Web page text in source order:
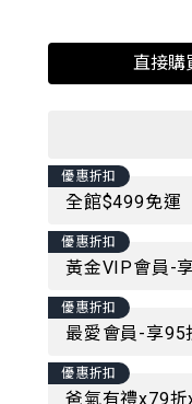
直接購
優惠折扣
全館$499免運
優惠折扣
黃金VIP會員-
優惠折扣
最愛會員-享95
優惠折扣
爸氣有禮x79